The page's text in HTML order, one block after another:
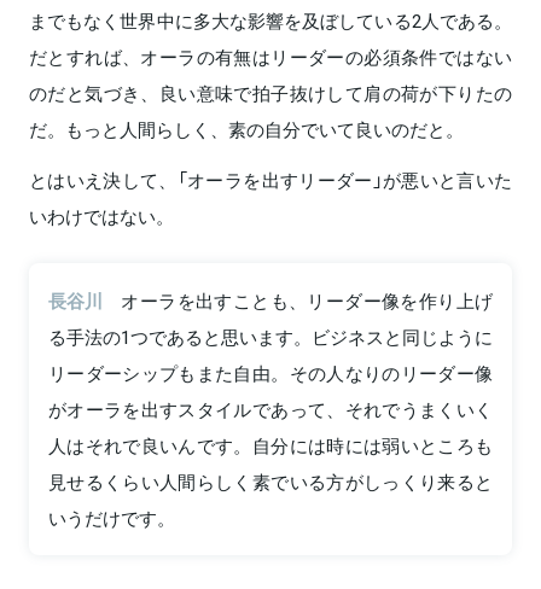
までもなく世界中に多大な影響を及ぼしている2人である。
だとすれば、オーラの有無はリーダーの必須条件ではない
のだと気づき、良い意味で拍子抜けして肩の荷が下りたの
だ。もっと人間らしく、素の自分でいて良いのだと。
とはいえ決して、「オーラを出すリーダー」が悪いと言いた
いわけではない。
長谷川
オーラを出すことも、リーダー像を作り上げ
る手法の1つであると思います。ビジネスと同じように
リーダーシップもまた自由。その人なりのリーダー像
がオーラを出すスタイルであって、それでうまくいく
人はそれで良いんです。自分には時には弱いところも
見せるくらい人間らしく素でいる方がしっくり来ると
いうだけです。